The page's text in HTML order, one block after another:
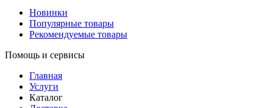
Новинки
Популярные товары
Рекомендуемые товары
Помощь и сервисы
Главная
Услуги
Каталог